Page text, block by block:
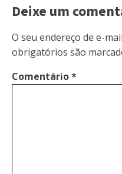
Deixe um
O seu endereço de e-
obrigatórios são
Comentário*